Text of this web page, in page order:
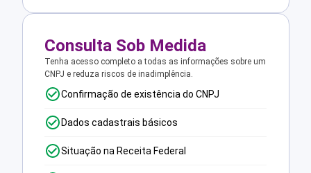
Consulta Sob Medida
Tenha acesso completo a todas as informações sobre um
CNPJ e reduza riscos de inadimplência.
Confirmação de existência do CNPJ
Dados cadastrais básicos
Situação na Receita Federal